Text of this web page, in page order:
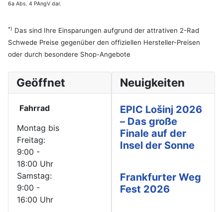
6a Abs. 4 PAngV dar.
*) Das sind Ihre Einsparungen aufgrund der attrativen 2-Rad
Schwede Preise gegenüber den offiziellen Hersteller-Preisen
oder durch besondere Shop-Angebote
Geöffnet
Fahrrad
Montag bis
Freitag:
9:00 -
18:00 Uhr
Samstag:
9:00 -
16:00 Uhr
Neuigkeiten
EPIC Lošinj 2026
– Das große
Finale auf der
Insel der Sonne
Frankfurter Weg
Fest 2026